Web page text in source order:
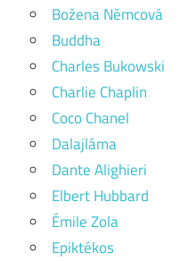
Božena Němcová
Buddha
Charles Bukowski
Charlie Chaplin
Coco Chanel
Dalajláma
Dante Alighieri
Elbert Hubbard
Émile Zola
Epiktékos